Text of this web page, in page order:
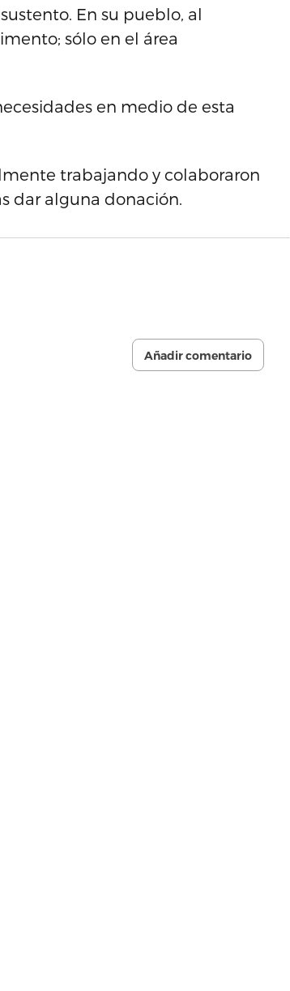
En su pueblo, al
sólo en el área
en medio de esta
trabajando y colaboraron
dar alguna donación.
Añadir comentario